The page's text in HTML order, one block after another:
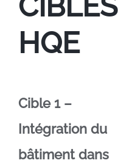
HQE
Cible 1 –
Intégration du
bâtiment dans